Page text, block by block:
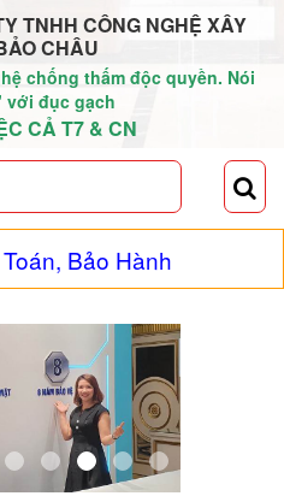
TNHH CÔNG NGHỆ XÂY
CHÂU
chống thấm độc quyền. Nói
với đục gạch
CẢ T7 & CN
Bảo Hành